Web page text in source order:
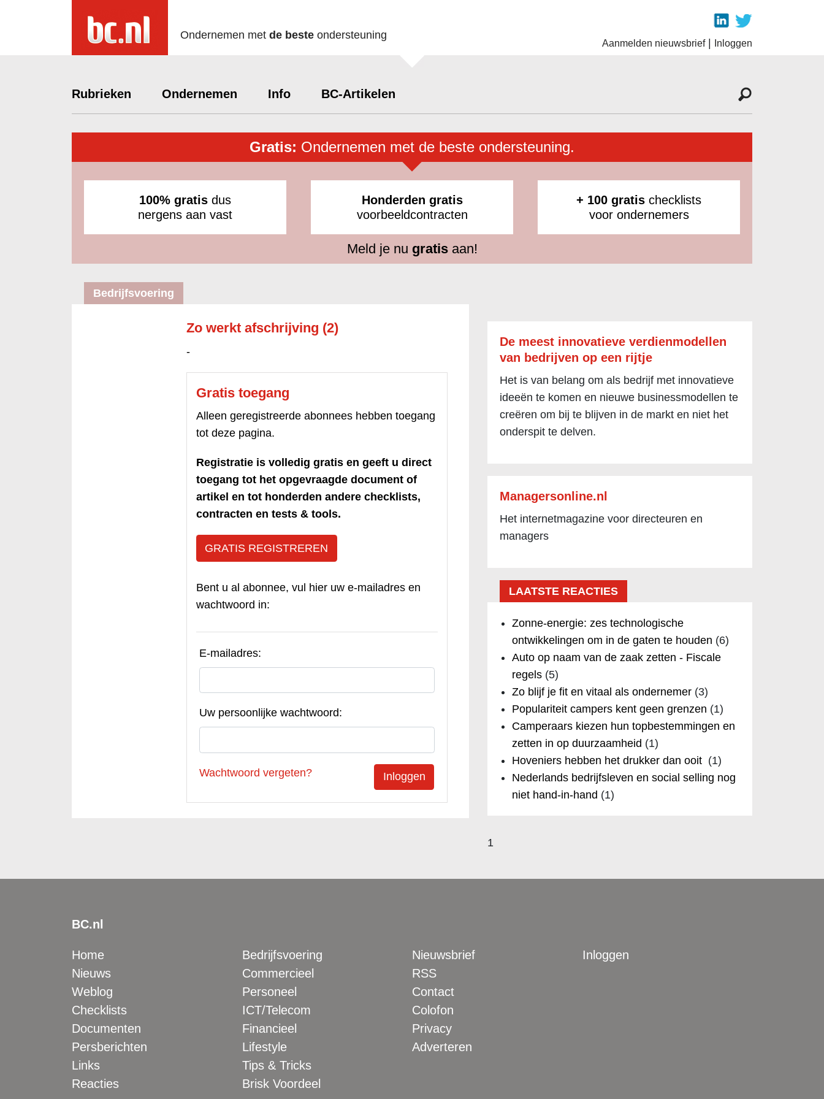
Ondernemen met de beste ondersteuning
Aanmelden nieuwsbrief| Inloggen
Rubrieken Ondernemen Info BC-Artikelen
Gratis: Ondernemen met de beste ondersteuning.
100% gratis dus
nergens aan vast
Honderden gratis
voorbeeldcontracten
+ 100 gratis checklists
voor ondernemers
Meld je nu gratisaan!
Bedrijfsvoering
Zo werkt afschrijving (2)
-
Gratis toegang
Alleen geregistreerde abonnees hebben toegang
tot deze pagina.
Registratie is volledig gratis en geeft u direct
toegang tot het opgevraagde document of
artikel en tot honderden andere checklists,
contracten en tests & tools.
GRATIS REGISTREREN
Bent u al abonnee, vul hier uw e-mailadres en
wachtwoord in:
E-mailadres:
Uw persoonlijke wachtwoord:
Wachtwoord vergeten?
De meest innovatieve verdienmodellen
van bedrijven op een rijtje
Het is van belang om als bedrijf met innovatieve
ideeën te komen en nieuwe businessmodellen te
creëren om bij te blijven in de markt en niet het
onderspit te delven.
Managersonline.nl
Het internetmagazine voor directeuren en
managers
LAATSTE REACTIES
Zonne-energie: zes technologische
ontwikkelingen om in de gaten te houden (6)
Auto op naam van de zaak zetten - Fiscale
regels(5)
Zo blijf je fit en vitaal als ondernemer(3)
Populariteit campers kent geen grenzen (1)
Camperaars kiezen hun topbestemmingen en
zetten in op duurzaamheid (1)
Hoveniers hebben het drukker dan ooit (1)
Nederlands bedrijfsleven en social selling nog
niet hand-in-hand (1)
1
BC.nl
Home
Nieuws
Weblog
Checklists
Documenten
Persberichten
Links
Reacties
Bedrijfsvoering
Commercieel
Personeel
ICT/Telecom
Financieel
Lifestyle
Tips & Tricks
Brisk Voordeel
Nieuwsbrief
RSS
Contact
Colofon
Privacy
Adverteren
Inloggen